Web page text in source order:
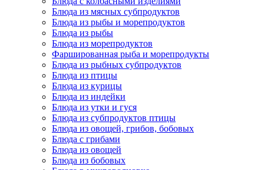
Блюда из мясных субпродуктов
Блюда из рыбы и морепродуктов
Блюда из рыбы
Блюда из морепродуктов
Фаршированная рыба и морепродукты
Блюда из рыбных субпродуктов
Блюда из птицы
Блюда из курицы
Блюда из индейки
Блюда из утки и гуся
Блюда из субпродуктов птицы
Блюда из овощей, грибов, бобовых
Блюда с грибами
Блюда из овощей
Блюда из бобовых